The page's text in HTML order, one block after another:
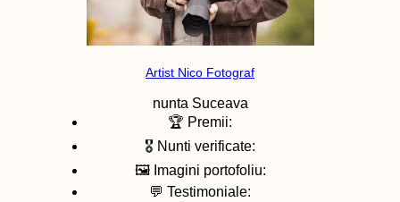
Artist Nico Fotograf
nunta Suceava
🏆 Premii:
🎖️ Nunti verificate:
🖼️ Imagini portofoliu:
💬 Testimoniale: